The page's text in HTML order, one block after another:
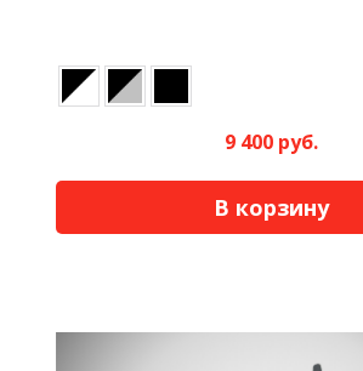
9 400 руб.
В корзину